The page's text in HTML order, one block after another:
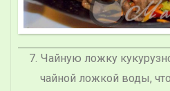
Чайную ложку
чайной ложкой воды,